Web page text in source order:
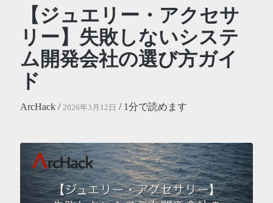
【ジュエリー・アクセサ
リー】失敗しないシステ
ム開発会社の選び方ガイ
ド
ArcHack / 2026年3月12日 / 1分で読めます